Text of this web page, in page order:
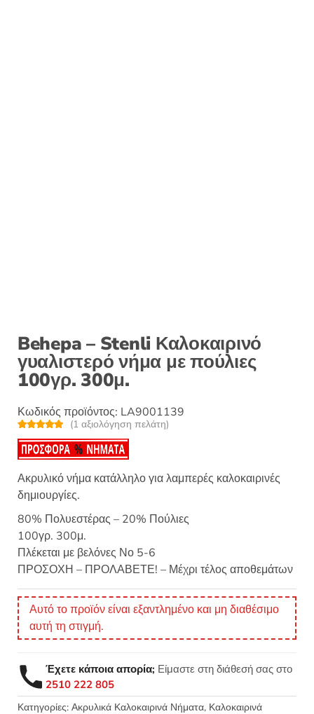
Behepa – Stenli Καλοκαιρινό
γυαλιστερό νήμα με πούλιες
100γρ. 300μ.
Κωδικός προϊόντος: LA9001139
Βαθμολογή
θηκε με5.00
από 5 με
βάση
1
πελάτη
(1 αξιολόγηση πελάτη)
Ακρυλικό νήμα κατάλληλο για λαμπερές καλοκαιρινές
δημιουργίες.
80% Πολυεστέρας – 20% Πούλιες
100γρ. 300μ.
Πλέκεται με βελόνες Νο 5-6
ΠΡΟΣΟΧΗ – ΠΡΟΛΑΒΕΤΕ! – Μέχρι τέλος αποθεμάτων
Αυτό το προϊόν είναι εξαντλημένο και μη διαθέσιμο
αυτή τη στιγμή.
Έχετε κάποια απορία; Είμαστε στη διάθεσή σας στο
2510 222 805
Κατηγορίες: Ακρυλικά Καλοκαιρινά Νήματα, Καλοκαιρινά